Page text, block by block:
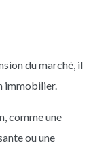
du marché, il
immobilier.
comme une
ou une